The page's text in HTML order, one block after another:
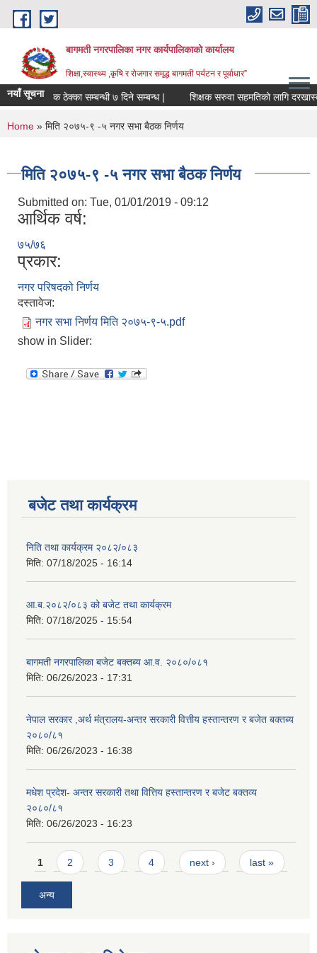
Skip to main content
बागमती नगरपालिका नगर कार्यपालिकाको कार्यालय
शिक्षा,स्वास्थ्य ,कृषि र रोजगार समृद्ध बागमती पर्यटन र पूर्वाधार”
नयाँ सूचना
आन्तरिक ठेक्का सम्बन्धी ७ दिने सम्बन्ध | शिक्षक सरुवा सहमतिको लागि
You are here
Home » मिति २०७५-९ -५ नगर सभा बैठक निर्णय
मिति २०७५-९ -५ नगर सभा बैठक निर्णय
Submitted on: Tue, 01/01/2019 - 09:12
आर्थिक वर्ष:
७५/७६
प्रकार:
नगर परिषदको निर्णय
दस्तावेज:
नगर सभा निर्णय मिति २०७५-९-५.pdf
show in Slider:
बजेट तथा कार्यक्रम
निति तथा कार्यक्रम २०८२/०८३
मिति: 07/18/2025 - 16:14
आ.ब.२०८२/०८३ को बजेट तथा कार्यक्रम
मिति: 07/18/2025 - 15:54
बागमती नगरपालिका बजेट बक्तब्य आ.व. २०८०/०८१
मिति: 06/26/2023 - 17:31
नेपाल सरकार ,अर्थ मंत्रालय-अन्तर सरकारी वित्तीय हस्तान्तरण र बजेत बक्तब्य
२०८०/८१
मिति: 06/26/2023 - 16:38
मधेश प्रदेश- अन्तर सरकारी तथा वित्तिय हस्तान्तरण र बजेट बक्तव्य
२०८०/८१
मिति: 06/26/2023 - 16:23
Pages
1 2 3 4 next › last »
अन्य